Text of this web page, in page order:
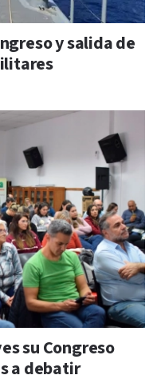
y salida de
su Congreso
a debatir